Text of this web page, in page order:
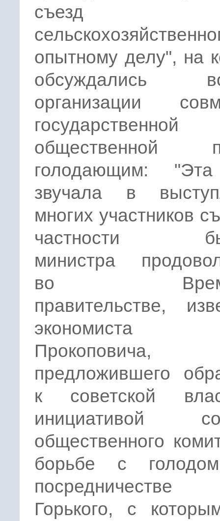
съезд
опытному делу", на
обсуждались
организации
общественной
голодающим:
звучала в
многих участников
частности
министра
во
правительстве,
Прокоповича,
предложившего
к советской
инициативой
общественного
борьбе с
Горького, с